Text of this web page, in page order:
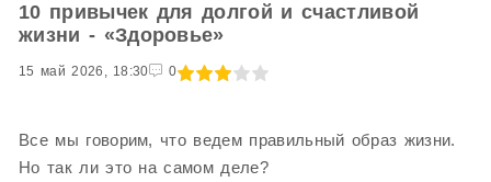
10 привычек для долгой и счастливой
жизни - «Здоровье»
15 май 2026, 18:30 0
1 2 3 4 5
Все мы говорим, что ведем правильный образ жизни.
Но так ли это на самом деле?